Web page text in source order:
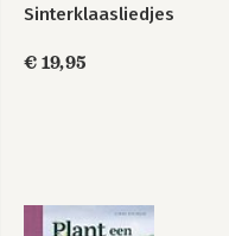
Sinterklaasliedjes
€ 19,95